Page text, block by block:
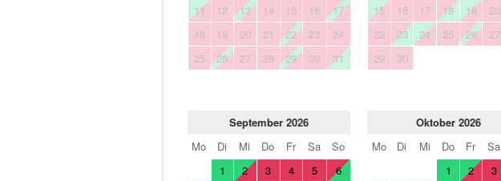
11
12 13 14 15 16
17
18
19 20 21 22 23
24
25
26 27 28 29 30 31
15
16 17 18 19 20
22
23 24 25 26 27
29
30
September 2026
Mo
Di Mi Do Fr Sa
So
1
2 3 4 5
6
Oktober 2026
Mo
Di Mi Do Fr Sa
1
2 3